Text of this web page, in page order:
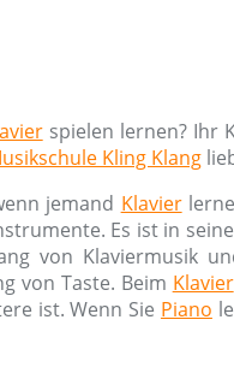
spielen lernen? Ihr
Kling Klang
jemand Klavier
Es ist in
von Klaviermusik
von Taste. Beim Klavier
ist. Wenn Sie Piano